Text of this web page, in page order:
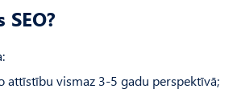
attīstību vismaz 3-5 gadu perspektīvā;